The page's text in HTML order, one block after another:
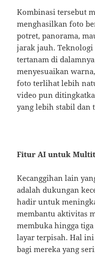
Kombinasi tersebut
menghasilkan foto
potret, panorama,
jarak jauh. Teknologi
tertanam di
menyesuaikan
foto terlihat lebih
video pun
yang lebih stabil dan
Fitur AI untuk
Kecanggihan lain
adalah dukungan
hadir untuk
membantu aktivitas
membuka hingga
layar terpisah. Hal
bagi mereka yang